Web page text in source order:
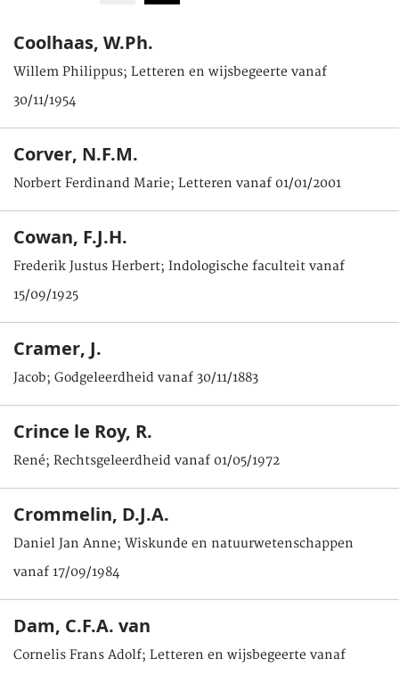
Coolhaas, W.Ph.
Willem Philippus; Letteren en wijsbegeerte vanaf
30/11/1954
Corver, N.F.M.
Norbert Ferdinand Marie; Letteren vanaf 01/01/2001
Cowan, F.J.H.
Frederik Justus Herbert; Indologische faculteit vanaf
15/09/1925
Cramer, J.
Jacob; Godgeleerdheid vanaf 30/11/1883
Crince le Roy, R.
René; Rechtsgeleerdheid vanaf 01/05/1972
Crommelin, D.J.A.
Daniel Jan Anne; Wiskunde en natuurwetenschappen
vanaf 17/09/1984
Dam, C.F.A. van
Cornelis Frans Adolf; Letteren en wijsbegeerte vanaf